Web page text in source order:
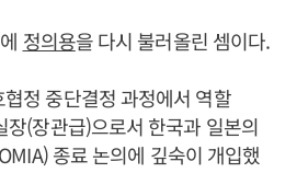
정의용을 다시 불러올린 셈이다.
정 중단결정 과정에서 역할
장(장관급)으로서 한국과 일본의
종료 논의에 깊숙이 개입했